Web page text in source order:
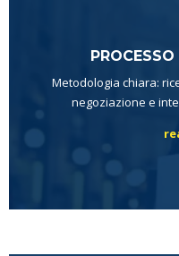
Metodologia chiara:
negoziazione e